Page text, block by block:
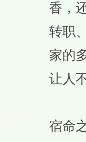
香，
转职
家的
让人
宿命